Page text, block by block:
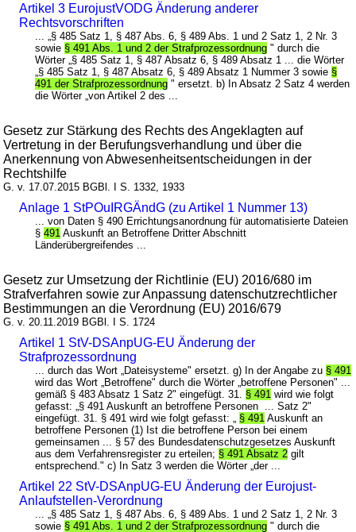
Artikel 3 EurojustVODG Änderung anderer
Rechtsvorschriften
... „§ 485 Satz 1, § 487 Abs. 6, § 489 Abs. 1 und 2 Satz 1, 2 Nr. 3
sowie § 491 Abs. 1 und 2 der Strafprozessordnung " durch die
Wörter „§ 485 Satz 1, § 487 Absatz 6, § 489 Absatz 1 ... die Wörter
„§ 485 Satz 1, § 487 Absatz 6, § 489 Absatz 1 Nummer 3 sowie §
491 der Strafprozessordnung " ersetzt. b) In Absatz 2 Satz 4 werden
die Wörter „von Artikel 2 des ...
Gesetz zur Stärkung des Rechts des Angeklagten auf
Vertretung in der Berufungsverhandlung und über die
Anerkennung von Abwesenheitsentscheidungen in der
Rechtshilfe
G. v. 17.07.2015 BGBl. I S. 1332, 1933
Anlage 1 StPOuIRGÄndG (zu Artikel 1 Nummer 13)
... von Daten § 490 Errichtungsanordnung für automatisierte Dateien
§491 Auskunft an Betroffene Dritter Abschnitt
Länderübergreifendes ...
Gesetz zur Umsetzung der Richtlinie (EU) 2016/680 im
Strafverfahren sowie zur Anpassung datenschutzrechtlicher
Bestimmungen an die Verordnung (EU) 2016/679
G. v. 20.11.2019 BGBl. I S. 1724
Artikel 1 StV-DSAnpUG-EU Änderung der
Strafprozessordnung
... durch das Wort „Dateisysteme" ersetzt. g) In der Angabe zu § 491
wird das Wort „Betroffene" durch die Wörter „betroffene Personen" ...
gemäß § 483 Absatz 1 Satz 2" eingefügt. 31. § 491 wird wie folgt
gefasst: „§ 491 Auskunft an betroffene Personen ... Satz 2"
eingefügt. 31. § 491 wird wie folgt gefasst: „ § 491 Auskunft an
betroffene Personen (1) Ist die betroffene Person bei einem
gemeinsamen ... § 57 des Bundesdatenschutzgesetzes Auskunft
aus dem Verfahrensregister zu erteilen; § 491 Absatz 2 gilt
entsprechend." c) In Satz 3 werden die Wörter „der ...
Artikel 22 StV-DSAnpUG-EU Änderung der Eurojust-
Anlaufstellen-Verordnung
... „§ 485 Satz 1, § 487 Abs. 6, § 489 Abs. 1 und 2 Satz 1, 2 Nr. 3
sowie § 491 Abs. 1 und 2 der Strafprozessordnung " durch die